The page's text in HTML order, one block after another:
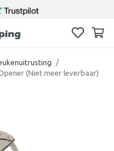
/
(Niet meer leverbaar)